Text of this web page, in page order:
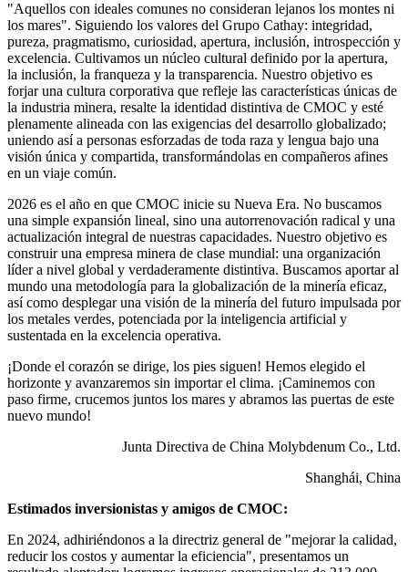
"Aquellos con ideales comunes no consideran lejanos los montes ni
los mares". Siguiendo los valores del Grupo Cathay: integridad,
pureza, pragmatismo, curiosidad, apertura, inclusión, introspección y
excelencia. Cultivamos un núcleo cultural definido por la apertura,
la inclusión, la franqueza y la transparencia. Nuestro objetivo es
forjar una cultura corporativa que refleje las características únicas de
la industria minera, resalte la identidad distintiva de CMOC y esté
plenamente alineada con las exigencias del desarrollo globalizado;
uniendo así a personas esforzadas de toda raza y lengua bajo una
visión única y compartida, transformándolas en compañeros afines
en un viaje común.
2026 es el año en que CMOC inicie su Nueva Era. No buscamos
una simple expansión lineal, sino una autorrenovación radical y una
actualización integral de nuestras capacidades. Nuestro objetivo es
construir una empresa minera de clase mundial: una organización
líder a nivel global y verdaderamente distintiva. Buscamos aportar al
mundo una metodología para la globalización de la minería eficaz,
así como desplegar una visión de la minería del futuro impulsada por
los metales verdes, potenciada por la inteligencia artificial y
sustentada en la excelencia operativa.
¡Donde el corazón se dirige, los pies siguen! Hemos elegido el
horizonte y avanzaremos sin importar el clima. ¡Caminemos con
paso firme, crucemos juntos los mares y abramos las puertas de este
nuevo mundo!
Junta Directiva de China Molybdenum Co., Ltd.
Shanghái, China
Estimados inversionistas y amigos de CMOC:
En 2024, adhiriéndonos a la directriz general de "mejorar la calidad,
reducir los costos y aumentar la eficiencia", presentamos un